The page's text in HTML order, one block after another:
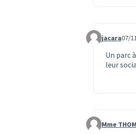
Commentaire
jacara07/
Un parc
leur
Commentaire
Mme